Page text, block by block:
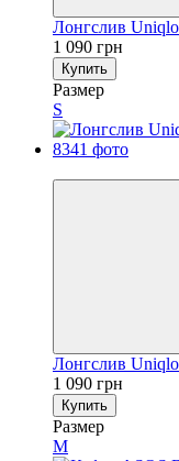
Лонгслив
1 090 грн
Купить
Размер
S
Лонгслив
1 090 грн
Купить
Размер
M